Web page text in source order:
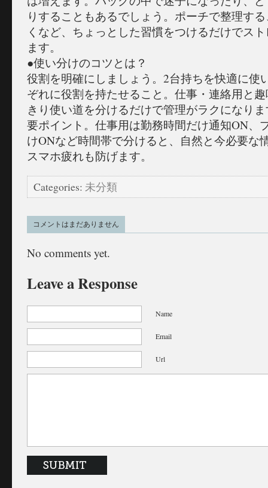
りすることもあるでしょう。ポーチで整理す
くなど、ちょっとした習慣をつけるだけでス
ます。
●使い分けのコツとは？
役割を明確にしましょう。2台持ちを快適に使
ぞれに役割を持たせること。仕事・連絡用と
きり使い道を分けるだけで管理がラクになり
要ポイント。仕事用は勤務時間だけ通知ON、
けONなど時間帯で分けると、自然と今必要な
スマホ疲れも防げます。
Categories: 未分類
コメントはまだありません
No comments yet.
Leave a Response
Name
Email
Url